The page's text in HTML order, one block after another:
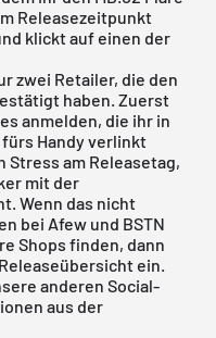
Releasezeitpunkt
klickt auf einen der
zwei Retailer, die den
haben. Zuerst
anmelden, die ihr in
fürs Handy verlinkt
am Releasetag,
mit der
Wenn das nicht
bei Afew und BSTN
Shops finden, dann
Releaseübersicht ein.
anderen Social-
aus der